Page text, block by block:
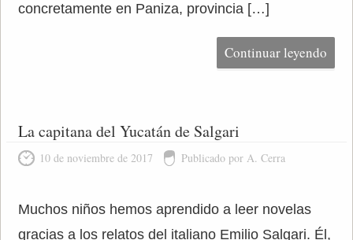
concretamente en Paniza, provincia […]
Continuar leyendo
La capitana del Yucatán de Salgari
10 de noviembre de 2017 Publicado por A. Cerra
Muchos niños hemos aprendido a leer novelas
gracias a los relatos del italiano Emilio Salgari. Él,